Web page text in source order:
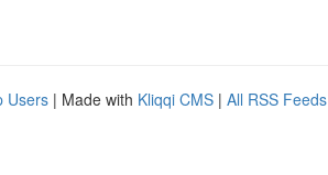
Users | Made with Kliqqi CMS | All RSS Feeds